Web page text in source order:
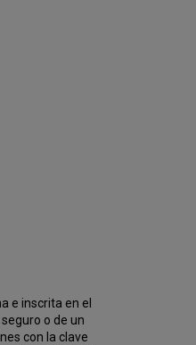
e inscrita en el
o de un
con la clave